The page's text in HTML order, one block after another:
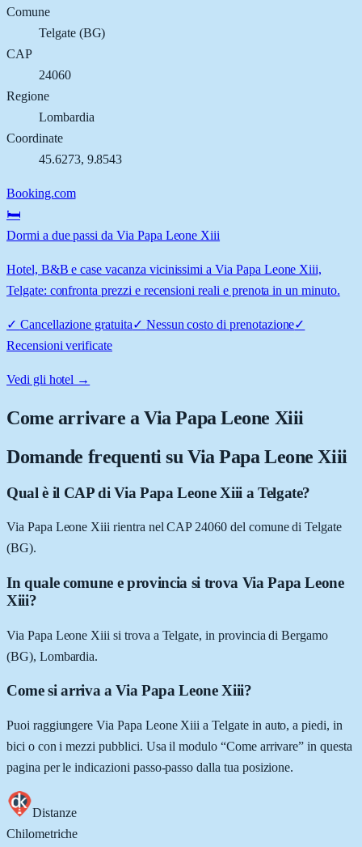
Comune
Telgate(BG)
CAP
24060
Regione
Lombardia
Coordinate
45.6273, 9.8543
Booking.com
🛏️
Dormi a due passi da Via Papa Leone Xiii
Hotel, B&B e case vacanza vicinissimi a Via Papa Leone Xiii,
Telgate: confronta prezzi e recensioni reali e prenota in un minuto.
✓ Cancellazione gratuita✓ Nessun costo di prenotazione✓
Recensioni verificate
Vedi gli hotel →
Come arrivare aVia Papa Leone Xiii
Domande frequenti su Via Papa Leone Xiii
Qual è il CAP di Via Papa Leone Xiii a Telgate?
Via Papa Leone Xiii rientra nel CAP 24060 del comune di Telgate
(BG).
In quale comune e provincia si trova Via Papa Leone
Xiii?
Via Papa Leone Xiii si trova a Telgate, in provincia di Bergamo
(BG), Lombardia.
Come si arriva a Via Papa Leone Xiii?
Puoi raggiungere Via Papa Leone Xiii a Telgate in auto, a piedi, in
bici o con i mezzi pubblici. Usa il modulo “Come arrivare” in questa
pagina per le indicazioni passo-passo dalla tua posizione.
Distanze
Chilometriche